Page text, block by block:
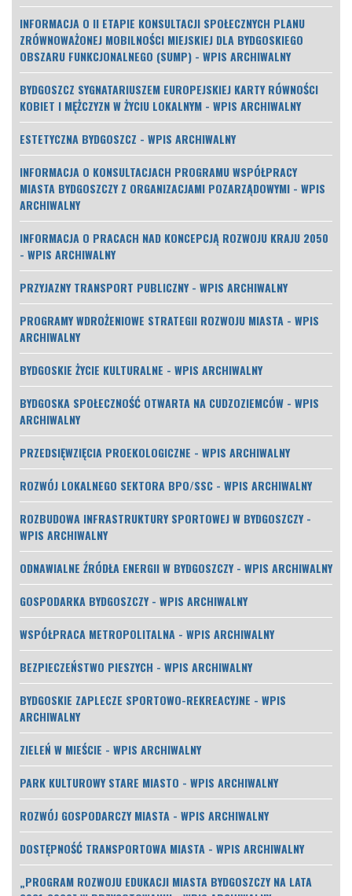
INFORMACJA O II ETAPIE KONSULTACJI SPOŁECZNYCH PLANU
ZRÓWNOWAŻONEJ MOBILNOŚCI MIEJSKIEJ DLA BYDGOSKIEGO
OBSZARU FUNKCJONALNEGO (SUMP) - WPIS ARCHIWALNY
BYDGOSZCZ SYGNATARIUSZEM EUROPEJSKIEJ KARTY RÓWNOŚCI
KOBIET I MĘŻCZYZN W ŻYCIU LOKALNYM - WPIS ARCHIWALNY
ESTETYCZNA BYDGOSZCZ - WPIS ARCHIWALNY
INFORMACJA O KONSULTACJACH PROGRAMU WSPÓŁPRACY
MIASTA BYDGOSZCZY Z ORGANIZACJAMI POZARZĄDOWYMI - WPIS
ARCHIWALNY
INFORMACJA O PRACACH NAD KONCEPCJĄ ROZWOJU KRAJU 2050
- WPIS ARCHIWALNY
PRZYJAZNY TRANSPORT PUBLICZNY - WPIS ARCHIWALNY
PROGRAMY WDROŻENIOWE STRATEGII ROZWOJU MIASTA - WPIS
ARCHIWALNY
BYDGOSKIE ŻYCIE KULTURALNE - WPIS ARCHIWALNY
BYDGOSKA SPOŁECZNOŚĆ OTWARTA NA CUDZOZIEMCÓW - WPIS
ARCHIWALNY
PRZEDSIĘWZIĘCIA PROEKOLOGICZNE - WPIS ARCHIWALNY
ROZWÓJ LOKALNEGO SEKTORA BPO/SSC - WPIS ARCHIWALNY
ROZBUDOWA INFRASTRUKTURY SPORTOWEJ W BYDGOSZCZY -
WPIS ARCHIWALNY
ODNAWIALNE ŹRÓDŁA ENERGII W BYDGOSZCZY - WPIS ARCHIWALNY
GOSPODARKA BYDGOSZCZY - WPIS ARCHIWALNY
WSPÓŁPRACA METROPOLITALNA - WPIS ARCHIWALNY
BEZPIECZEŃSTWO PIESZYCH - WPIS ARCHIWALNY
BYDGOSKIE ZAPLECZE SPORTOWO-REKREACYJNE - WPIS
ARCHIWALNY
ZIELEŃ W MIEŚCIE - WPIS ARCHIWALNY
PARK KULTUROWY STARE MIASTO - WPIS ARCHIWALNY
ROZWÓJ GOSPODARCZY MIASTA - WPIS ARCHIWALNY
DOSTĘPNOŚĆ TRANSPORTOWA MIASTA - WPIS ARCHIWALNY
„PROGRAM ROZWOJU EDUKACJI MIASTA BYDGOSZCZY NA LATA